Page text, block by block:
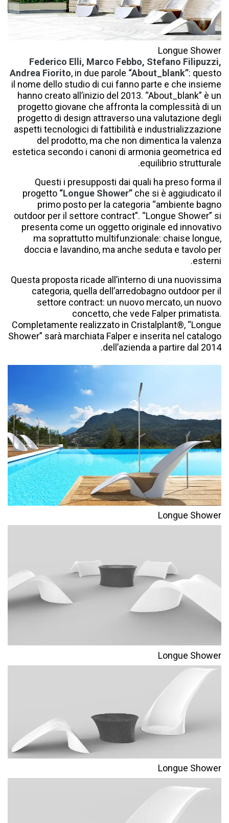
Longue Shower
Federico Elli, Marco Febbo, Stefano Filipuzzi,
Andrea Fiorito, in due parole “About_blank”: questo
il nome dello studio di cui fanno parte e che insieme
hanno creato allʼinizio del 2013. “About_blank” è un
progetto giovane che affronta la complessità di un
progetto di design attraverso una valutazione degli
aspetti tecnologici di fattibilità e industrializzazione
del prodotto, ma che non dimentica la valenza
estetica secondo i canoni di armonia geometrica ed
equilibrio strutturale.
Questi i presupposti dai quali ha preso forma il
progetto “Longue Shower” che si è aggiudicato il
primo posto per la categoria “ambiente bagno
outdoor per il settore contract”. “Longue Shower” si
presenta come un oggetto originale ed innovativo
ma soprattutto multifunzionale: chaise longue,
doccia e lavandino, ma anche seduta e tavolo per
esterni.
Questa proposta ricade allʼinterno di una nuovissima
categoria, quella dellʼarredobagno outdoor per il
settore contract: un nuovo mercato, un nuovo
concetto, che vede Falper primatista.
Completamente realizzato in Cristalplant®, “Longue
Shower” sarà marchiata Falper e inserita nel catalogo
dellʼazienda a partire dal 2014.
Longue Shower
Longue Shower
Longue Shower